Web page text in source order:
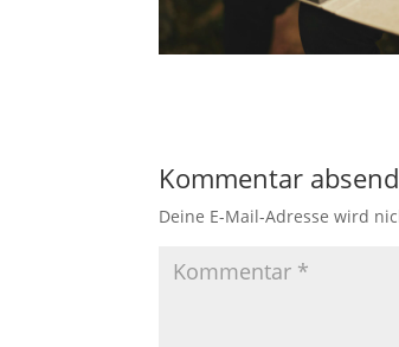
Kommentar
Deine E-Mail-Adresse wird